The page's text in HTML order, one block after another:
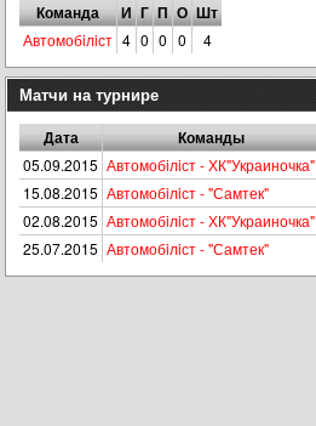
Команда И Г П О Шт
Автомобiлiст 4 0 0 0 4
Матчи на турнире
Дата Команды
05.09.2015 Автомобiлiст - ХК"Украиночка"
15.08.2015 Автомобiлiст - "Самтек"
02.08.2015 Автомобiлiст - ХК"Украиночка"
25.07.2015 Автомобiлiст - "Самтек"